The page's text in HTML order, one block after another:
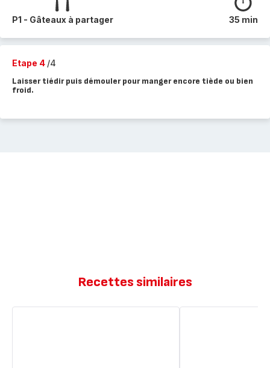
P1 - Gâteaux à partager 35 min
Etape 4 /4
Laisser tiédir puis démouler pour manger encore tiède ou bien
froid.
Recettes similaires